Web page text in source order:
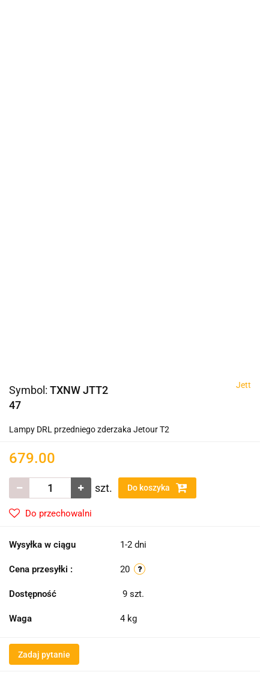
Symbol: TXNW JTT2
47
Jett
Lampy DRL przedniego zderzaka Jetour T2
679.00
szt. Do koszyka
Do przechowalni
Wysyłka w ciągu 1-2 dni
Cena przesyłki : 20
Dostępność 9 szt.
Waga 4 kg
Zadaj pytanie